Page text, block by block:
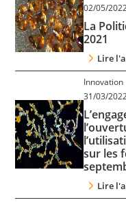
02/05/
La
2021
Lire
Innovation
31/03/
sur les
Lire